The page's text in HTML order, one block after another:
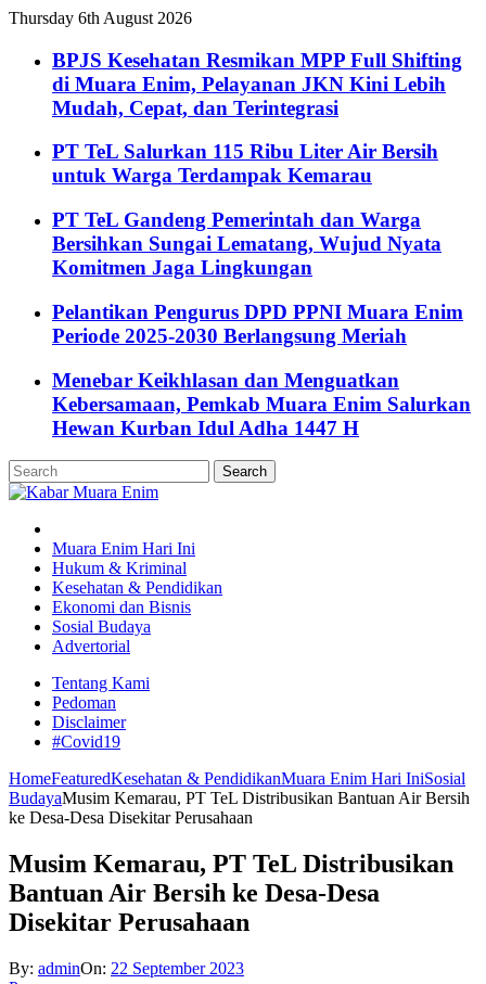
Thursday 6th August 2026
BPJS Kesehatan Resmikan MPP Full Shifting
di Muara Enim, Pelayanan JKN Kini Lebih
Mudah, Cepat, dan Terintegrasi
PT TeL Salurkan 115 Ribu Liter Air Bersih
untuk Warga Terdampak Kemarau
PT TeL Gandeng Pemerintah dan Warga
Bersihkan Sungai Lematang, Wujud Nyata
Komitmen Jaga Lingkungan
Pelantikan Pengurus DPD PPNI Muara Enim
Periode 2025-2030 Berlangsung Meriah
Menebar Keikhlasan dan Menguatkan
Kebersamaan, Pemkab Muara Enim Salurkan
Hewan Kurban Idul Adha 1447 H
Muara Enim Hari Ini
Hukum & Kriminal
Kesehatan & Pendidikan
Ekonomi dan Bisnis
Sosial Budaya
Advertorial
Tentang Kami
Pedoman
Disclaimer
#Covid19
HomeFeaturedKesehatan & PendidikanMuara Enim Hari IniSosial
BudayaMusim Kemarau, PT TeL Distribusikan Bantuan Air Bersih
ke Desa-Desa Disekitar Perusahaan
Musim Kemarau, PT TeL Distribusikan
Bantuan Air Bersih ke Desa-Desa
Disekitar Perusahaan
By: adminOn: 22 September 2023